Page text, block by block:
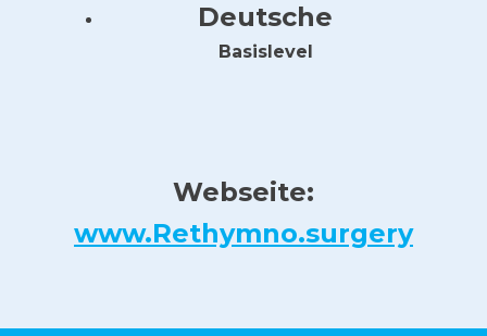
Deutsche
Basislevel
Webseite:
www.Rethymno.surgery